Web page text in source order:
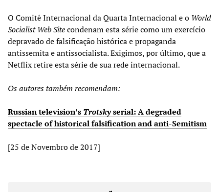
O Comitê Internacional da Quarta Internacional e o World
Socialist Web Sitecondenam esta série como um exercício
depravado de falsificação histórica e propaganda
antissemita e antissocialista. Exigimos, por último, que a
Netflix retire esta série de sua rede internacional.
Os autores também recomendam:
Russian television’s Trotskyserial: A degraded
spectacle of historical falsification and anti-Semitism
[25 de Novembro de 2017]